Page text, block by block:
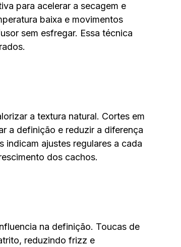
para acelerar a secagem e
baixa e movimentos
sem esfregar. Essa técnica
a textura natural. Cortes em
a definição e reduzir a diferença
indicam ajustes regulares a cada
dos cachos.
na definição. Toucas de
reduzindo frizz e